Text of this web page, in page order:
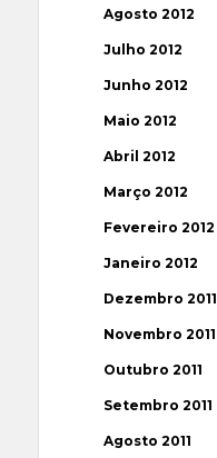
Agosto 2012
Julho 2012
Junho 2012
Maio 2012
Abril 2012
Março 2012
Fevereiro 2012
Janeiro 2012
Dezembro 2011
Novembro 2011
Outubro 2011
Setembro 2011
Agosto 2011